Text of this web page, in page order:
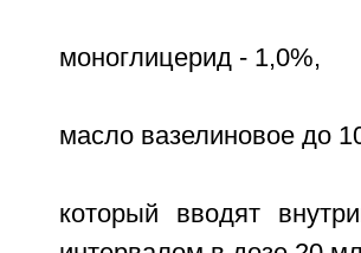
моноглицерид - 1,0%,
масло вазелиновое до
который вводят